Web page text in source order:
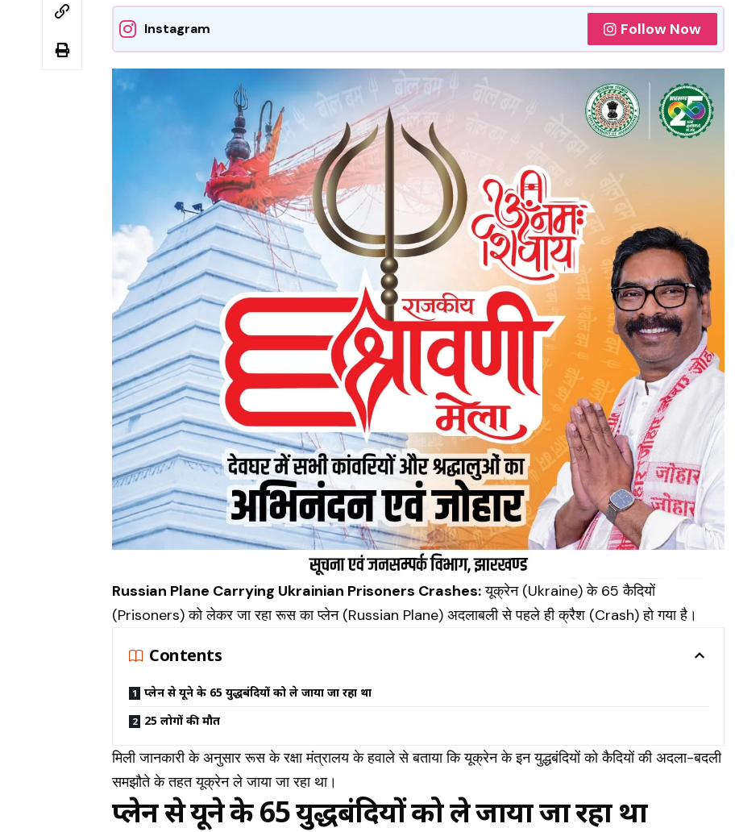
Instagram Follow Now
Russian Plane Carrying Ukrainian Prisoners Crashes:यूक्रेन (Ukraine) के 65 कैदियों
(Prisoners) को लेकर जा रहा रूस का प्लेन (Russian Plane) अदलाबली से पहले ही क्रैश (Crash) हो गया है।
Contents
प्लेन से यूक्रेन के 65 युद्धबंदियों को ले जाया जा रहा था
25 लोगों की मौत
‎मिली जानकारी के अनुसार रूस के रक्षा मंत्रालय के हवाले से बताया कि यूक्रेन के इन युद्धबंदियों को कैदियों की अदला-बदली
समझौते के तहत यूक्रेन ले जाया जा रहा था।
प्लेन से यूक्रेन के 65 युद्धबंदियों को ले जाया जा रहा था